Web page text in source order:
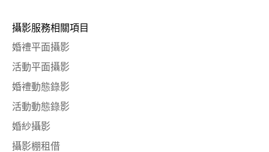
攝影服務相關項目
婚禮平面攝影
活動平面攝影
婚禮動態錄影
活動動態錄影
婚紗攝影
攝影棚租借